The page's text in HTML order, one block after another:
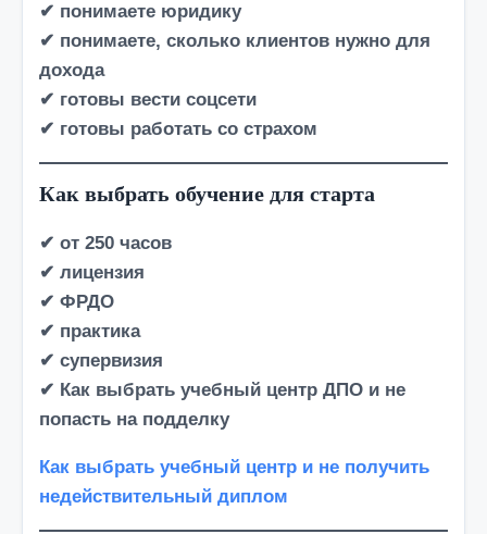
✔ понимаете юридику
✔ понимаете, сколько клиентов нужно для
дохода
✔ готовы вести соцсети
✔ готовы работать со страхом
Как выбрать обучение для старта
✔ от 250 часов
✔ лицензия
✔ ФРДО
✔ практика
✔ супервизия
✔ Как выбрать учебный центр ДПО и не
попасть на подделку
Как выбрать учебный центр и не получить
недействительный диплом